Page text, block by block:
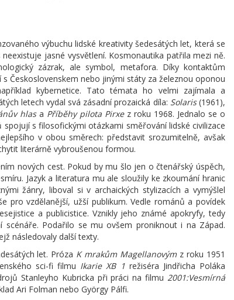
výbuchu lidské kreativity šedesátých let, která se
jasné vysvětlení. Kosmonautika patřila mezi ně.
zázrak, ale symbol, metafora. Díky kontaktům
Československem nebo jinými státy za železnou oponou
kybernetice. Tato témata ho velmi zajímala a
letech vydal svá zásadní prozaická díla: Solaris(1961),
hlasa Příběhy pilota Pirxez roku 1968. Jednalo se o
s filosofickými otázkami směřování lidské civilizace
v obou směrech: představit srozumitelně, avšak
literárně vybroušenou formou.
nových cest. Pokud by mu šlo jen o čtenářský úspěch,
Jazyk a literatura mu ale sloužily ke zkoumání hranic
žánry, liboval si v archaických stylizacích a vymýšlel
pro vzdělanější, užší publikum. Vedle románů a povídek
a publicistice. Vznikly jeho známé apokryfy, tedy
scénáře. Podařilo se mu ovšem proniknout i na Západ.
následovaly další texty.
let. Próza K mrakům Magellanovýmz roku 1951
sci-fi filmu Ikarie XB 1režiséra Jindřicha Poláka
Stanleyho Kubricka při práci na filmu 2001:Vesmírná
Ari Folman nebo György Pálfi.